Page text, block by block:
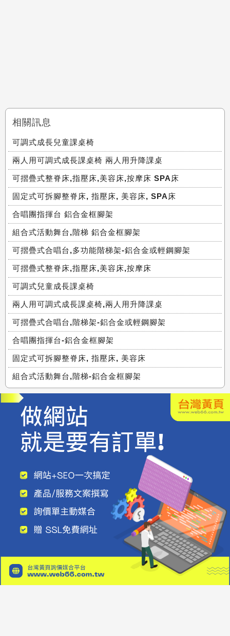
相關訊息
可調式成長兒童課桌椅
兩人用可調式成長課桌椅 兩人用升降課桌
可摺疊式整脊床,指壓床,美容床,按摩床 SPA床
固定式可拆腳整脊床, 指壓床, 美容床, SPA床
合唱團指揮台 鋁合金框腳架
組合式活動舞台,階梯 鋁合金框腳架
可摺疊式合唱台,多功能階梯架-鋁合金或輕鋼腳架
可摺疊式整脊床,指壓床,美容床,按摩床
可調式兒童成長課桌椅
兩人用可調式成長課桌椅,兩人用升降課桌
可摺疊式合唱台,階梯架-鋁合金或輕鋼腳架
合唱團指揮台-鋁合金框腳架
固定式可拆腳整脊床, 指壓床, 美容床
組合式活動舞台,階梯-鋁合金框腳架